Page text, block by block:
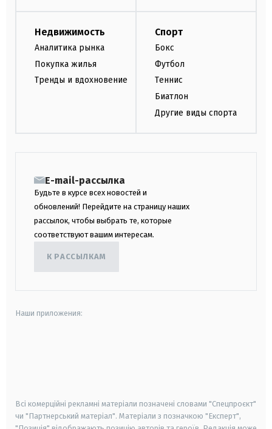
Недвижимость
Аналитика рынка
Покупка жилья
Тренды и вдохновение
Спорт
Бокс
Футбол
Теннис
Биатлон
Другие виды спорта
E-mail-рассылка
Будьте в курсе всех новостей и
обновлений! Перейдите на страницу наших
рассылок, чтобы выбрать те, которые
соответствуют вашим интересам.
К РАССЫЛКАМ
Наши приложения:
Всі комерційні рекламні матеріали позначені словами "Спецпроєкт"
чи "Партнерський матеріал". Матеріали з позначкою "Експерт",